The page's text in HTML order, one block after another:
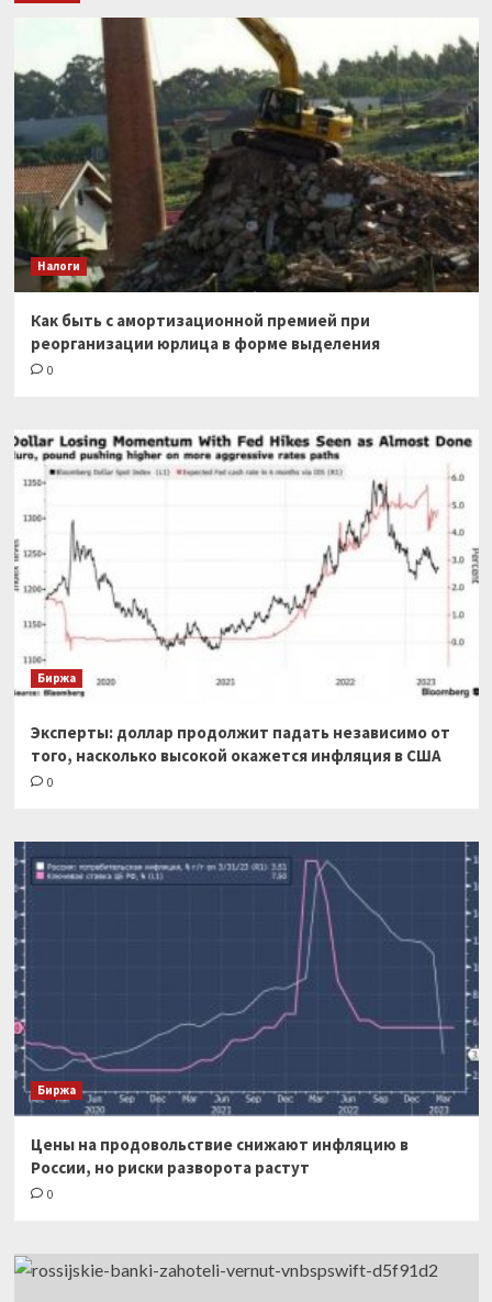
Налоги
Как быть с амортизационной премией при
реорганизации юрлица в форме выделения
0
Биржа
Эксперты: доллар продолжит падать независимо от
того, насколько высокой окажется инфляция в США
0
Биржа
Цены на продовольствие снижают инфляцию в
России, но риски разворота растут
0